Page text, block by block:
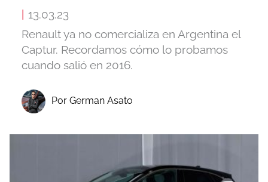
13.03.23
Renault ya no comercializa en Argentina el
Captur. Recordamos cómo lo probamos
cuando salió en 2016.
Por German Asato